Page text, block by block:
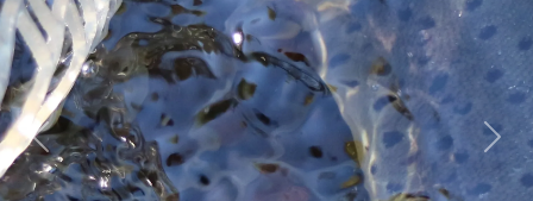
Previous Next